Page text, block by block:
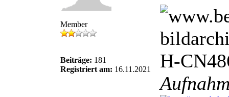
Member
Beiträge: 181
Registriert am: 16.11.2021